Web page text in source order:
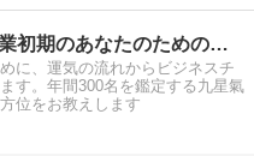
収入をあげたい起業初期のあなたのための九星氣学鑑定
に、運気の流れからビジネスチ
す。年間300名を鑑定する九星氣
位をお教えします